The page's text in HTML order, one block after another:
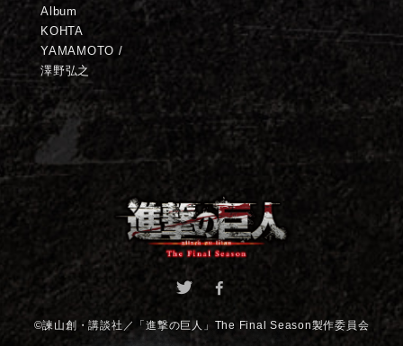
Album
KOHTA
YAMAMOTO /
澤野弘之
©諫山創・講談社／「進撃の巨人」The Final Season製作委員会